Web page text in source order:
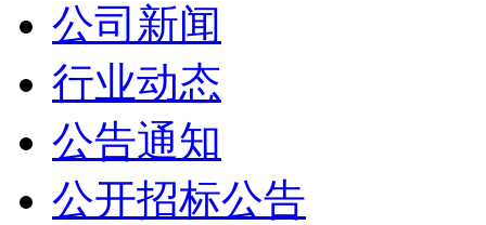
公司新闻
行业动态
公告通知
公开招标公告